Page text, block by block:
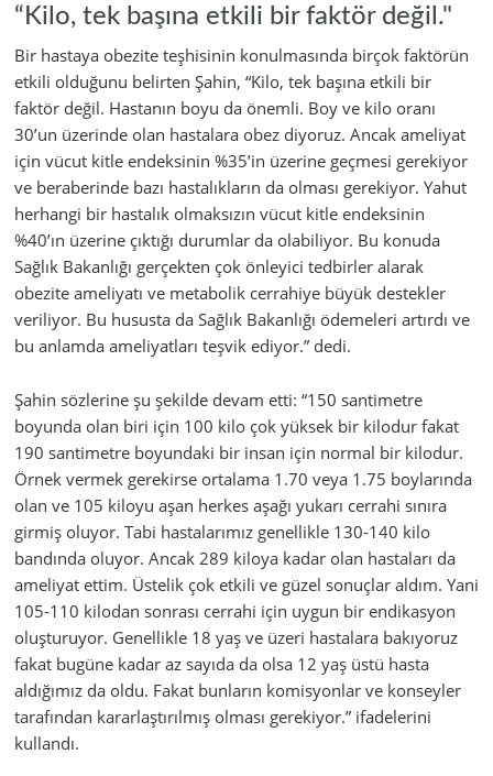
“Kilo, tek başına etkili bir faktör değil."
Bir hastaya obezite teşhisinin konulmasında birçok faktörün
etkili olduğunu belirten Şahin, “Kilo, tek başına etkili bir
faktör değil. Hastanın boyu da önemli. Boy ve kilo oranı
30’un üzerinde olan hastalara obez diyoruz. Ancak ameliyat
için vücut kitle endeksinin %35’in üzerine geçmesi gerekiyor
ve beraberinde bazı hastalıkların da olması gerekiyor. Yahut
herhangi bir hastalık olmaksızın vücut kitle endeksinin
%40’ın üzerine çıktığı durumlar da olabiliyor. Bu konuda
Sağlık Bakanlığı gerçekten çok önleyici tedbirler alarak
obezite ameliyatı ve metabolik cerrahiye büyük destekler
veriliyor. Bu hususta da Sağlık Bakanlığı ödemeleri artırdı ve
bu anlamda ameliyatları teşvik ediyor.” dedi.
Şahin sözlerine şu şekilde devam etti: “150 santimetre
boyunda olan biri için 100 kilo çok yüksek bir kilodur fakat
190 santimetre boyundaki bir insan için normal bir kilodur.
Örnek vermek gerekirse ortalama 1.70 veya 1.75 boylarında
olan ve 105 kiloyu aşan herkes aşağı yukarı cerrahi sınıra
girmiş oluyor. Tabi hastalarımız genellikle 130-140 kilo
bandında oluyor. Ancak 289 kiloya kadar olan hastaları da
ameliyat ettim. Üstelik çok etkili ve güzel sonuçlar aldım. Yani
105-110 kilodan sonrası cerrahi için uygun bir endikasyon
oluşturuyor. Genellikle 18 yaş ve üzeri hastalara bakıyoruz
fakat bugüne kadar az sayıda da olsa 12 yaş üstü hasta
aldığımız da oldu. Fakat bunların komisyonlar ve konseyler
tarafından kararlaştırılmış olması gerekiyor.” ifadelerini
kullandı.